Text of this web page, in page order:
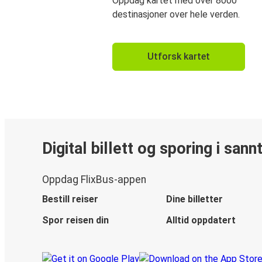
destinasjoner over hele verden.
Utforsk kartet
Digital billett og sporing i
Oppdag FlixBus-appen
Bestill reiser
Dine billetter
Spor reisen din
Alltid oppdatert